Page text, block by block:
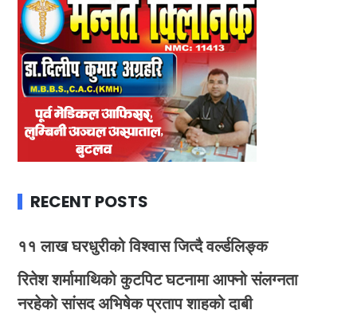
RECENT POSTS
११ लाख घरधुरीको विश्वास जित्दै वर्ल्डलिङ्क
रितेश शर्मामाथिको कुटपिट घटनामा आफ्नो संलग्नता
नरहेको सांसद अभिषेक प्रताप शाहको दाबी